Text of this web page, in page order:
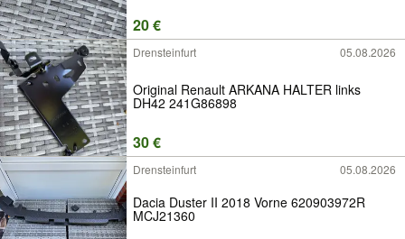
20 €
Drensteinfurt 05.08.2026
Original Renault ARKANA HALTER links
DH42 241G86898
30 €
Drensteinfurt 05.08.2026
Dacia Duster II 2018 Vorne 620903972R
MCJ21360